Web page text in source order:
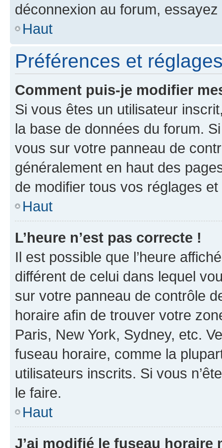
déconnexion au forum,
Haut
Préférences et
Comment puis-je modifier
Si vous êtes un utilisateur
la base de données du forum.
vous sur votre panneau de
généralement en haut des
de modifier tous vos réglages
Haut
L’heure n’est pas correcte !
Il est possible que l’heure
différent de celui dans lequel
sur votre panneau de contrôle
horaire afin de trouver votre
Paris, New York, Sydney, etc.
fuseau horaire, comme la
utilisateurs inscrits. Si vous
le faire.
Haut
J’ai modifié le fuseau horaire